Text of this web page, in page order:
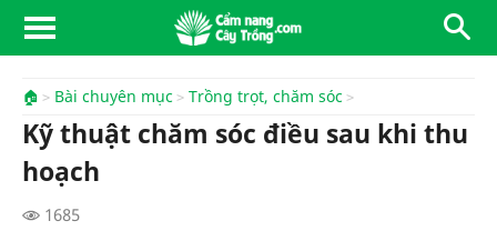
🏠 Bài chuyên mục Trồng trọt, chăm sóc
Kỹ thuật chăm sóc điều sau khi thu
hoạch
1685